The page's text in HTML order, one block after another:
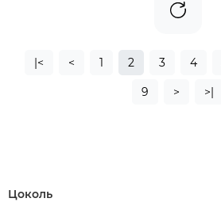
|< < 1 2 3 4
9 > >|
Цоколь